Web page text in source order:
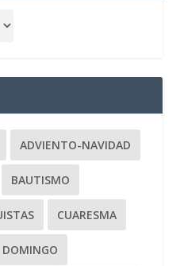
ADVIENTO-NAVIDAD
BAUTISMO
CUARESMA
DOMINGO